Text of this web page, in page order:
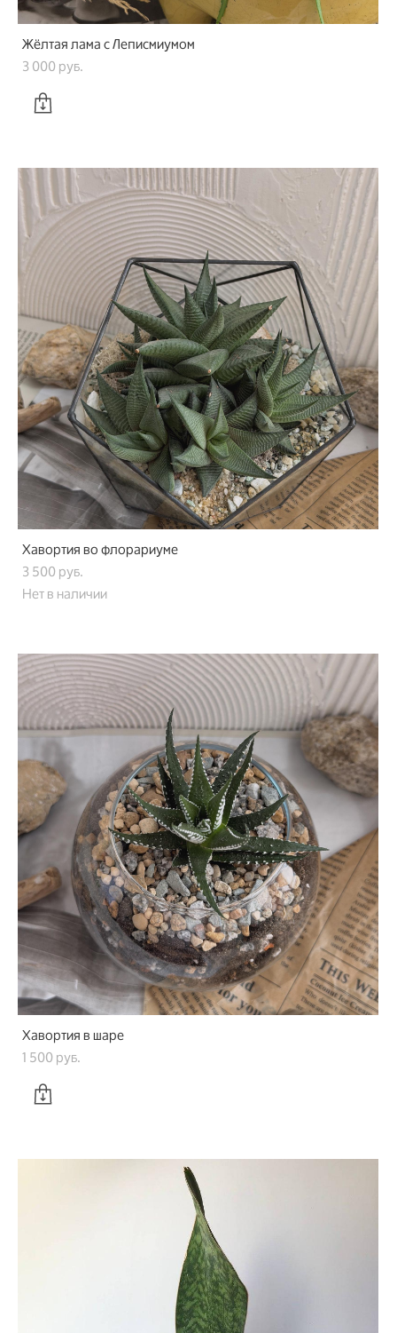
Жёлтая лама с Леписмиумом
3 000 pуб.
Хавортия во флорариуме
3 500 pуб.
Нет в наличии
Хавортия в шаре
1 500 pуб.